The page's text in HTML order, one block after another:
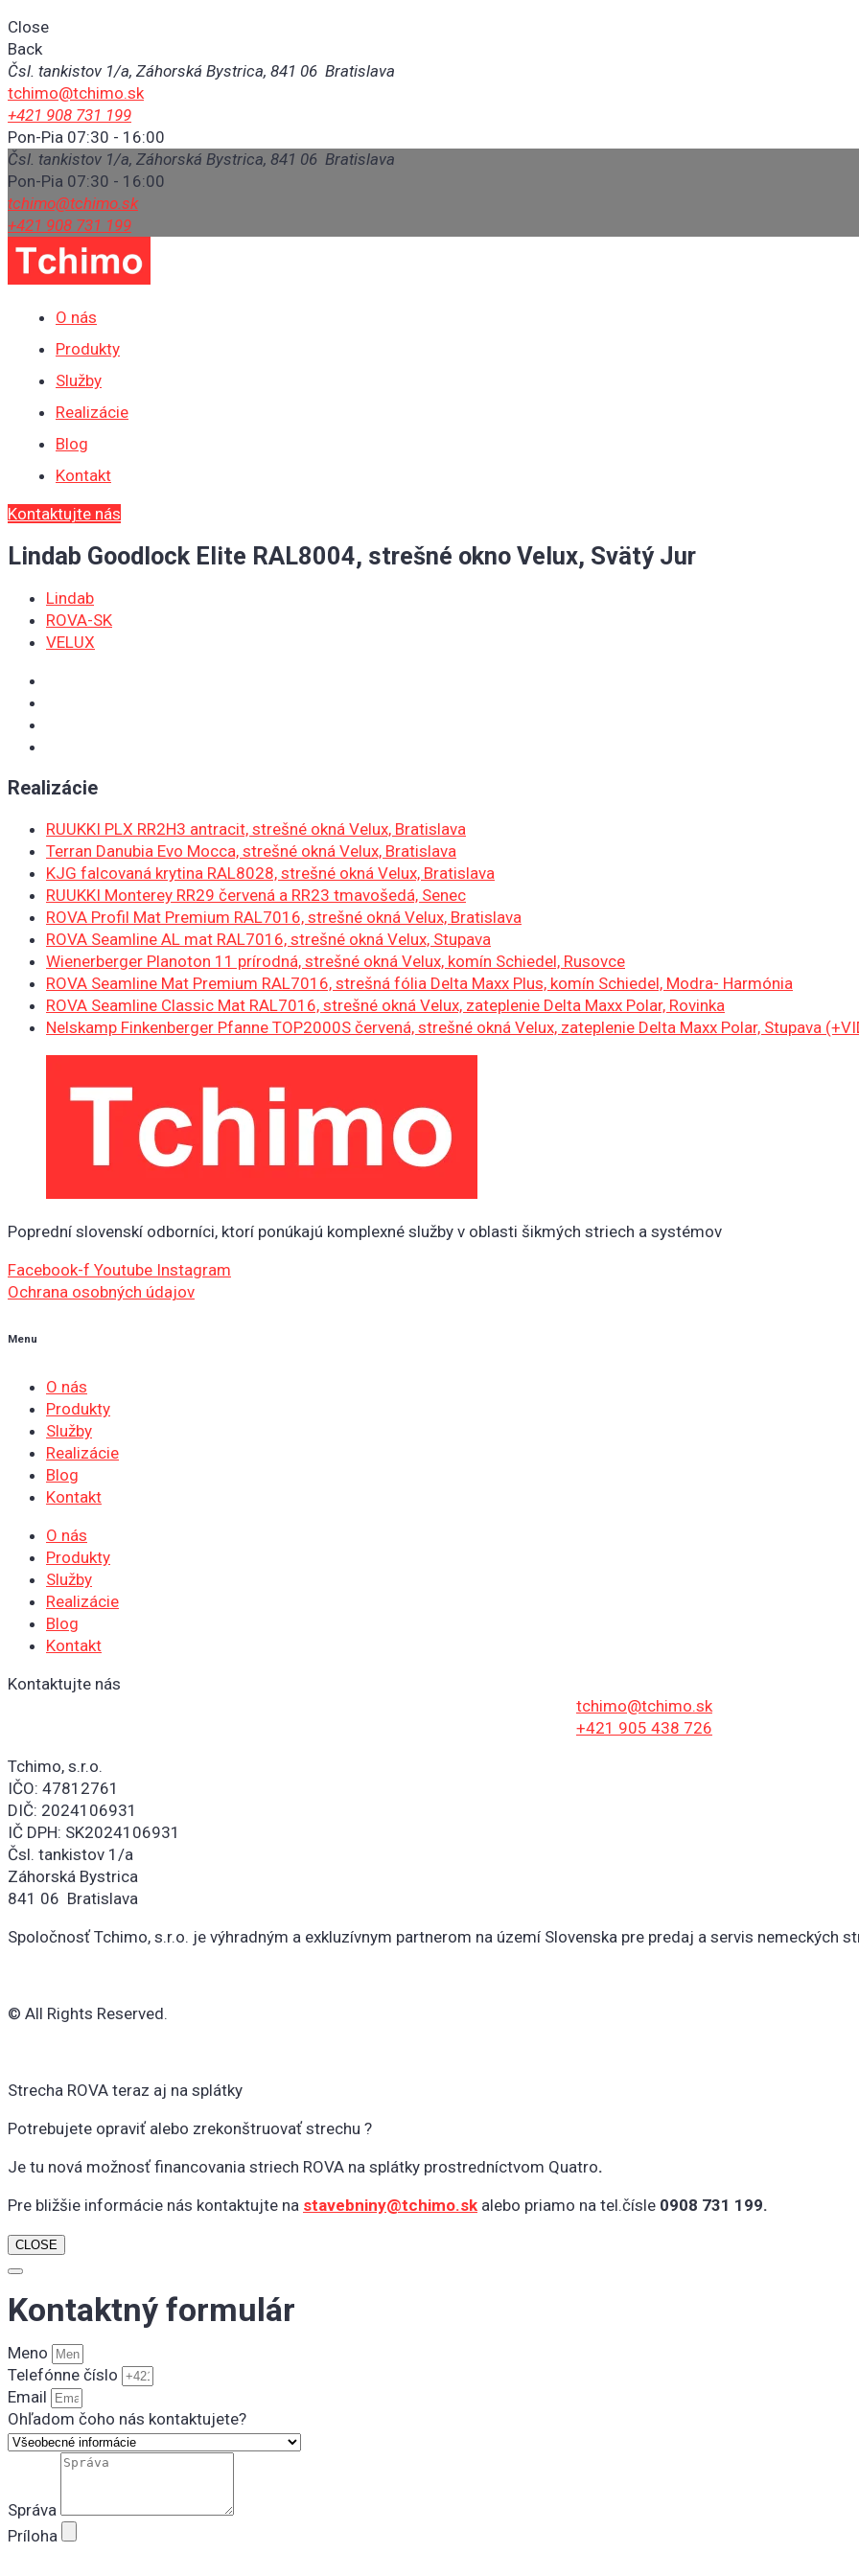
Close
Back
Čsl. tankistov 1/a, Záhorská Bystrica, 841 06 Bratislava
tchimo@tchimo.sk
+421 908 731 199
Pon-Pia 07:30 - 16:00
Čsl. tankistov 1/a, Záhorská Bystrica, 841 06 Bratislava
Pon-Pia 07:30 - 16:00
tchimo@tchimo.sk
+421 908 731 199
O nás
Produkty
Služby
Realizácie
Blog
Kontakt
Kontaktujte nás
Lindab Goodlock Elite RAL8004, strešné okno Velux, Svätý Jur
Lindab
ROVA-SK
VELUX
Realizácie
RUUKKI PLX RR2H3 antracit, strešné okná Velux, Bratislava
Terran Danubia Evo Mocca, strešné okná Velux, Bratislava
KJG falcovaná krytina RAL8028, strešné okná Velux, Bratislava
RUUKKI Monterey RR29 červená a RR23 tmavošedá, Senec
ROVA Profil Mat Premium RAL7016, strešné okná Velux, Bratislava
ROVA Seamline AL mat RAL7016, strešné okná Velux, Stupava
Wienerberger Planoton 11 prírodná, strešné okná Velux, komín Schiedel, Rusovce
ROVA Seamline Mat Premium RAL7016, strešná fólia Delta Maxx Plus, komín Schiedel, Modra- Harmónia
ROVA Seamline Classic Mat RAL7016, strešné okná Velux, zateplenie Delta Maxx Polar, Rovinka
Nelskamp Finkenberger Pfanne TOP2000S červená, strešné okná Velux, zateplenie Delta Maxx Polar, Stupava
Poprední slovenskí odborníci, ktorí ponúkajú komplexné služby v oblasti šikmých striech a systémov
Facebook-f Youtube Instagram
Ochrana osobných údajov
Menu
O nás
Produkty
Služby
Realizácie
Blog
Kontakt
O nás
Produkty
Služby
Realizácie
Blog
Kontakt
Kontaktujte nás
tchimo@tchimo.sk
+421 905 438 726
Tchimo, s.r.o.
IČO: 47812761
DIČ: 2024106931
IČ DPH: SK2024106931
Čsl. tankistov 1/a
Záhorská Bystrica
841 06 Bratislava
Spoločnosť Tchimo, s.r.o. je výhradným a exkluzívnym partnerom na území Slovenska pre predaj a servis nemeckých
© All Rights Reserved.
Strecha ROVA teraz aj na splátky
Potrebujete opraviť alebo zrekonštruovať strechu ?
Je tu nová možnosť financovania striech ROVA na splátky prostredníctvom Quatro.
Pre bližšie informácie nás kontaktujte na stavebniny@tchimo.sk alebo priamo na tel.čísle 0908 731 199.
CLOSE
Kontaktný formulár
Meno
Telefónne číslo
Email
Ohľadom čoho nás kontaktujete?
Správa
Príloha